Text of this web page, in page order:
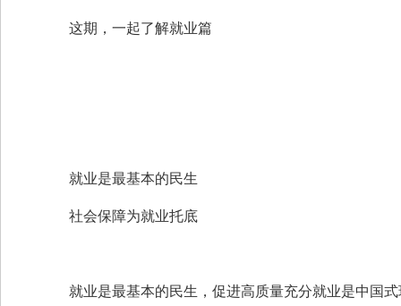
这期，一起了解就业篇
就业是最基本的民生
社会保障为就业托底
就业是最基本的民生，促进高质量充分就业是中国式